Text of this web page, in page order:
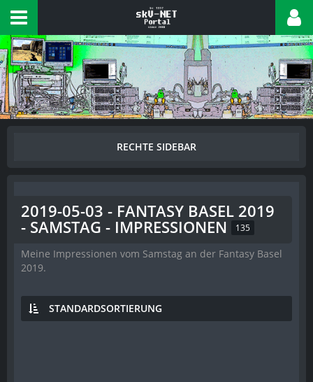
2019-05-03 - FANTASY BASEL 2019
- SAMSTAG - IMPRESSIONEN 135
Meine Impressionen vom Samstag an der Fantasy Basel
2019.
STANDARDSORTIERUNG